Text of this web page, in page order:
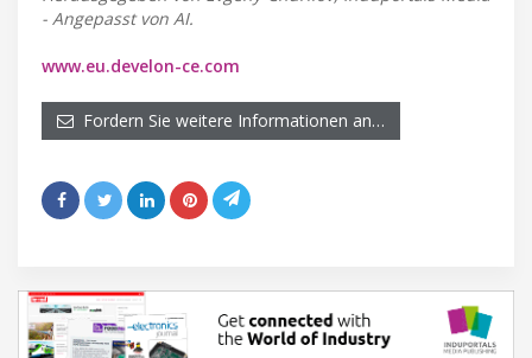
- Angepasst von AI.
www.eu.develon-ce.com
Fordern Sie weitere Informationen an…